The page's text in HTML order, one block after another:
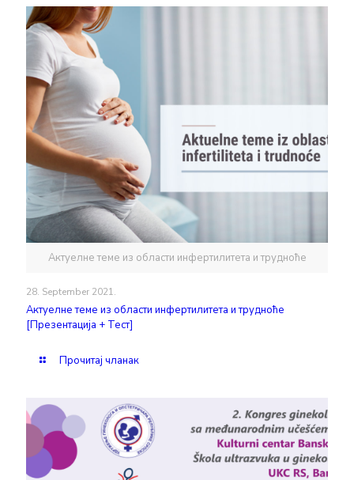
Актуелне теме из области инфертилитета и трудноће
28. September 2021.
Актуелне теме из области инфертилитета и трудноће
[Презентација + Тест]
Прочитај чланак